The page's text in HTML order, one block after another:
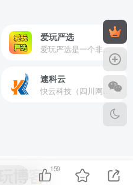
爱玩严选
爱玩严选是一个非常有保障且性价比极高的虚拟商城，包括但不限于苹果证书、技术指导、会员充值等多种虚拟服务！
速科云
快云科技（四川网联快云科技有限公司）成立于2021年，主营互联网业务平台服务提供商。公司专注为用户提供低价高性能云计算产品，致力于云计算应用的易用性开发，并引导云计算在国内普及
159